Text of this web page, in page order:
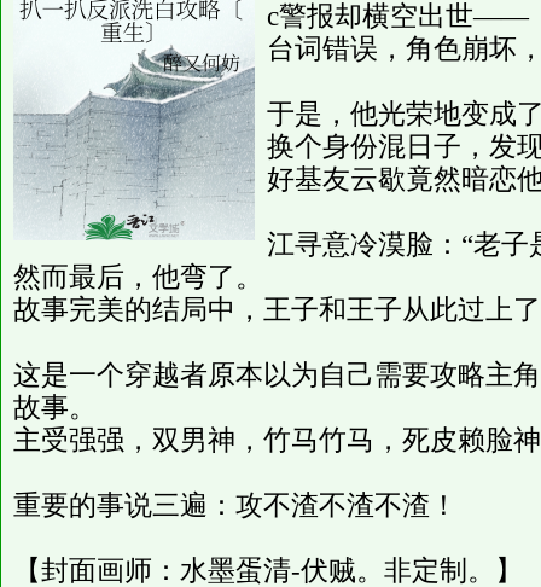
c警报却横空出世——
台词错误，角色崩坏
于是，他光荣地变成
换个身份混日子，发
好基友云歇竟然暗恋
江寻意冷漠脸：“老子
然而最后，他弯了。
故事完美的结局中，王子和王子从此过上
这是一个穿越者原本以为自己需要攻略主
故事。
主受强强，双男神，竹马竹马，死皮赖脸
重要的事说三遍：攻不渣不渣不渣！
【封面画师：水墨蛋清-伏贼。非定制。】